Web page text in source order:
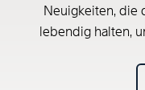
Neuigkeiten, die
lebendig halten,